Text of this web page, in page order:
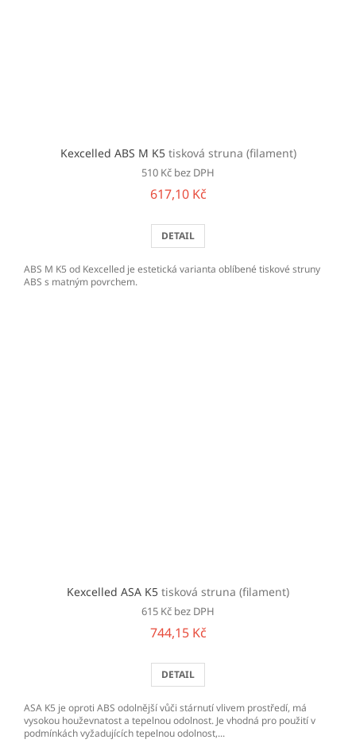
Kexcelled ABS M K5 tisková struna (filament)
510 Kč bez DPH
617,10 Kč
DETAIL
ABS M K5 od Kexcelled je estetická varianta oblíbené tiskové struny
ABS s matným povrchem.
Kexcelled ASA K5 tisková struna (filament)
615 Kč bez DPH
744,15 Kč
DETAIL
ASA K5 je oproti ABS odolnější vůči stárnutí vlivem prostředí, má
vysokou houževnatost a tepelnou odolnost. Je vhodná pro použití v
podmínkách vyžadujících tepelnou odolnost,...